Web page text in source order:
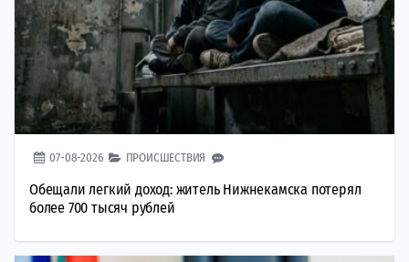
07-08-2026 ПРОИСШЕСТВИЯ
Обещали легкий доход: житель Нижнекамска потерял
более 700 тысяч рублей